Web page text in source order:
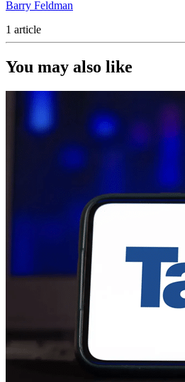
Barry Feldman
1 article
You may also like